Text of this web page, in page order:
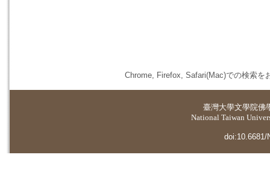
Chrome, Firefox, Safari(Mac)での検索を
臺灣大學文學院佛
National Taiwan
doi:10.6681/